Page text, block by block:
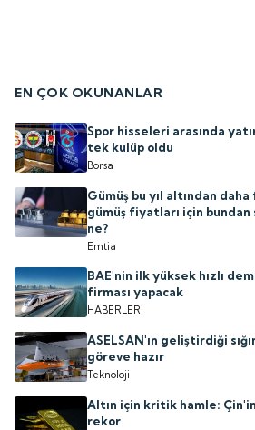
EN ÇOK OKUNANLAR
Spor hisseleri arasında
tek kulüp oldu
Borsa
Gümüş bu yıl altından daha
gümüş fiyatları için
ne?
Emtia
BAE'nin ilk yüksek hızlı
firması yapacak
HABERLER
ASELSAN'ın geliştirdiği
göreve hazır
Teknoloji
Altın için kritik hamle: Çin'in
rekor